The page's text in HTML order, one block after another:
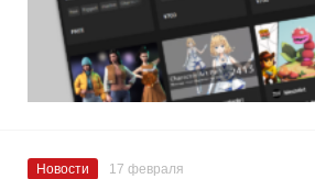
Новости 17 февраля